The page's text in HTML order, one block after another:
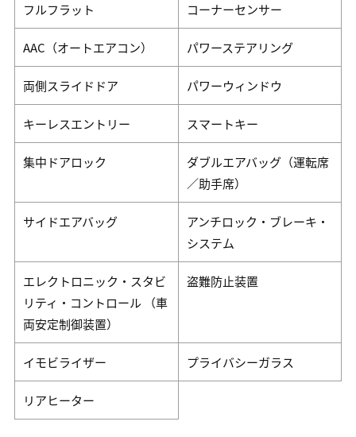
フルフラット コーナーセンサー
AAC（オートエアコン） パワーステアリング
両側スライドドア パワーウィンドウ
キーレスエントリー スマートキー
集中ドアロック
ダブルエアバッグ（運転席
／助手席）
サイドエアバッグ
アンチロック・ブレーキ・
システム
エレクトロニック・スタビ
リティ・コントロール （車
両安定制御装置）
盗難防止装置
イモビライザー プライバシーガラス
リアヒーター